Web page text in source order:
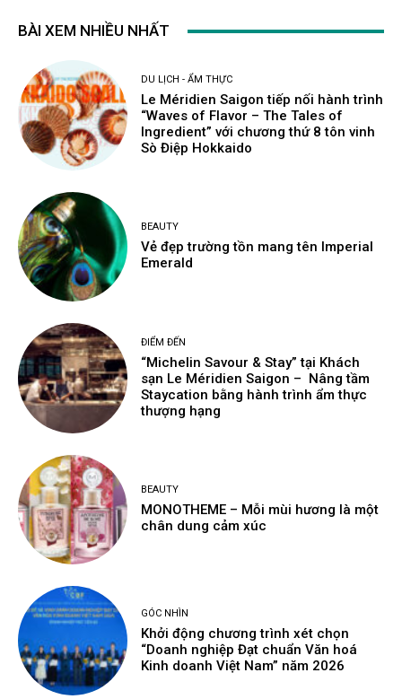
BÀI XEM NHIỀU NHẤT
DU LỊCH - ẨM THỰC
Le Méridien Saigon tiếp nối hành trình
“Waves of Flavor – The Tales of
Ingredient” với chương thứ 8 tôn vinh
Sò Điệp Hokkaido
BEAUTY
Vẻ đẹp trường tồn mang tên Imperial
Emerald
ĐIỂM ĐẾN
“Michelin Savour & Stay” tại Khách
sạn Le Méridien Saigon – Nâng tầm
Staycation bằng hành trình ẩm thực
thượng hạng
BEAUTY
MONOTHEME – Mỗi mùi hương là một
chân dung cảm xúc
GÓC NHÌN
Khởi động chương trình xét chọn
“Doanh nghiệp Đạt chuẩn Văn hoá
Kinh doanh Việt Nam” năm 2026